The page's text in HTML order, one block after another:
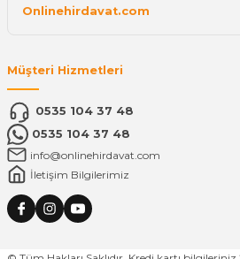
Onlinehirdavat.com
Müşteri Hizmetleri
0535 104 37 48
0535 104 37 48
info@onlinehirdavat.com
İletişim Bilgilerimiz